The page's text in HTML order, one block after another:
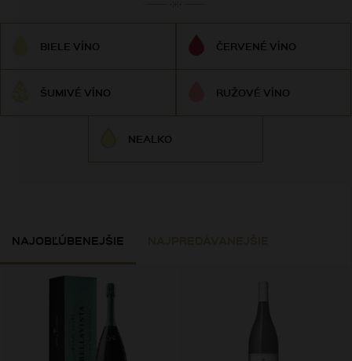
BIELE VÍNO ČERVENÉ VÍNO
ŠUMIVÉ VÍNO RUŽOVÉ VÍNO
NEALKO
NAJOBĽÚBENEJŠIE